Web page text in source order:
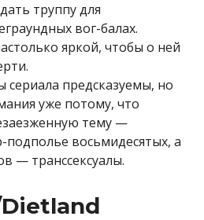
труппу для
вог-балах.
яркой, чтобы о ней
предсказуемы, но
уже потому, что
тему —
подполье восьмидесятых, а
— транссексуалы.